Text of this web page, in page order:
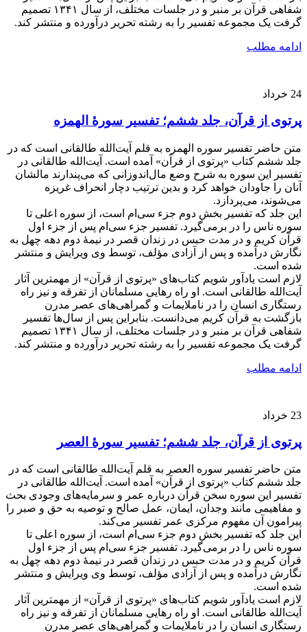
شفاهی قرآن بر منبر و در جلسات مختلف، از سال ۱۳۴۱ تصمیم
گرفت یک مجموعه تفسیر را به رشته تحریر درآورده و منتشر کند.
ادامه مطلب
24 خرداد
پرتوی از قرآن، جلد ششم؛ تفسیر سورۀ الهمزه
متن حاضر تفسیر سوره الهمزه به قلم آیت‌الله طالقانی است که در
جلد ششم کتاب «پرتوی از قرآن» آمده است. آیت‌الله طالقانی در
تفسیر این سوره به شرح وضع مال‌اندوزانی که می‌پندارند مالشان
آنان را جاودان خواهد کرد و بدین ترتیب دچار انحراف غریزه
می‌شوند، می‌پردازد.
این جلد که تفسیر بخش دوم جزء سی‌ام است، از سوره اعلی تا
سوره ناس را در برمی‌گیرد. تفسیر جزء سی‌ام پس از جزء اول
قرآن کریم و در مدت حبس در زندان قصر در نیمۀ دوم دهه چهل به
نگارش درآمده و پس از آزادی مؤلف، توسط وی ویرایش و منتشر
شده است.
لازم است یادآور شویم کتاب‌های «پرتوی از قرآن» از مهمترین آثار
آیت‌الله طالقانی است. او راه رهایی مسلمانان از تفرقه و نیز راه
رستگاری انسان را در ناملایمات و گمراهی‌های عصر مدرن
بازگشت به قرآن کریم می‌دانست. بنابراین پس از سال‌ها تفسیر
شفاهی قرآن بر منبر و در جلسات مختلف، از سال ۱۳۴۱ تصمیم
گرفت یک مجموعه تفسیر را به رشته تحریر درآورده و منتشر کند.
ادامه مطلب
23 خرداد
پرتوی از قرآن، جلد ششم؛ تفسیر سورۀ العصر
متن حاضر تفسیر سوره العصر به قلم آیت‌الله طالقانی است که در
جلد ششم کتاب «پرتوی از قرآن» آمده است. آیت‌الله طالقانی در
تفسیر این سوره سخن قرآن درباره عمر و سرمایه‌های وجودی بحث
و مفاهیمی مانند وجدان، ایمان، عمل صالح و توصیه به حق و صبر را
پیرامون آن مفهوم مرکزی عمر تفسیر می‌کند.
این جلد که تفسیر بخش دوم جزء سی‌ام است، از سوره اعلی تا
سوره ناس را در برمی‌گیرد. تفسیر جزء سی‌ام پس از جزء اول
قرآن کریم و در مدت حبس در زندان قصر در نیمۀ دوم دهه چهل به
نگارش درآمده و پس از آزادی مؤلف، توسط وی ویرایش و منتشر
شده است.
لازم است یادآور شویم کتاب‌های «پرتوی از قرآن» از مهمترین آثار
آیت‌الله طالقانی است. او راه رهایی مسلمانان از تفرقه و نیز راه
رستگاری انسان را در ناملایمات و گمراهی‌های عصر مدرن